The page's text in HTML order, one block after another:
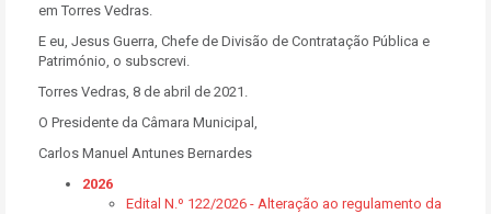
em Torres Vedras.
E eu, Jesus Guerra, Chefe de Divisão de Contratação Pública e
Património, o subscrevi.
Torres Vedras, 8 de abril de 2021.
O Presidente da Câmara Municipal,
Carlos Manuel Antunes Bernardes
2026
Edital N.º 122/2026 - Alteração ao regulamento da